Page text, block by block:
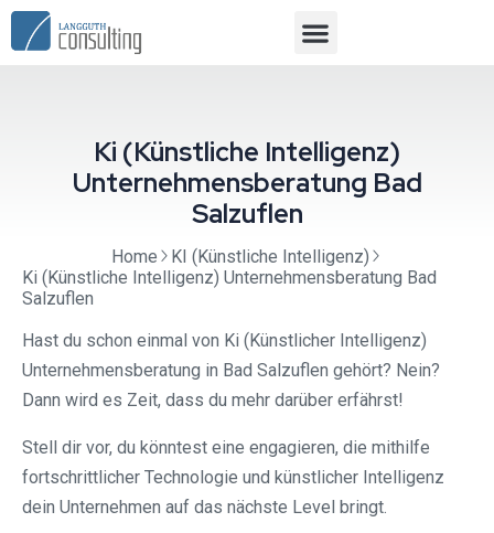
Ki (Künstliche Intelligenz)
Unternehmensberatung Bad
Salzuflen
Home
KI (Künstliche Intelligenz)
Ki (Künstliche Intelligenz) Unternehmensberatung Bad
Salzuflen
Hast du schon einmal von Ki (Künstlicher Intelligenz)
Unternehmensberatung in Bad Salzuflen gehört? Nein?
Dann wird es Zeit, dass du mehr darüber erfährst!
Stell dir vor, du könntest eine engagieren, die mithilfe
fortschrittlicher Technologie und künstlicher Intelligenz
dein Unternehmen auf das nächste Level bringt.